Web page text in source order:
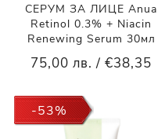
СЕРУМ ЗА ЛИЦЕ Anua
Retinol 0.3% + Niacin
Renewing Serum 30мл
75,00 лв. / €38,35
-53%